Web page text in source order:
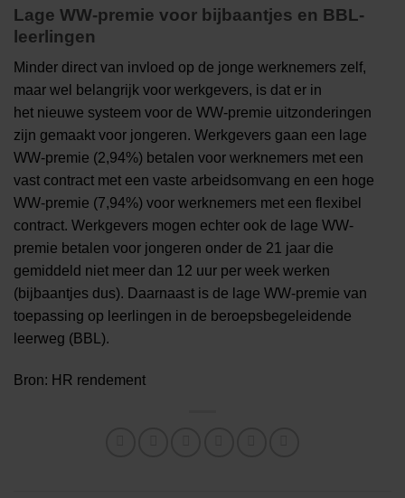
Lage WW-premie voor bijbaantjes en BBL-
leerlingen
Minder direct van invloed op de jonge werknemers zelf,
maar wel belangrijk voor werkgevers, is dat er in
het nieuwe systeem voor de WW-premie uitzonderingen
zijn gemaakt voor jongeren. Werkgevers gaan een lage
WW-premie (2,94%) betalen voor werknemers met een
vast contract met een vaste arbeidsomvang en een hoge
WW-premie (7,94%) voor werknemers met een flexibel
contract. Werkgevers mogen echter ook de lage WW-
premie betalen voor jongeren onder de 21 jaar die
gemiddeld niet meer dan 12 uur per week werken
(bijbaantjes dus). Daarnaast is de lage WW-premie van
toepassing op leerlingen in de beroepsbegeleidende
leerweg (BBL).
Bron: HR rendement